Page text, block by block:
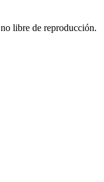
libre de reproducción.